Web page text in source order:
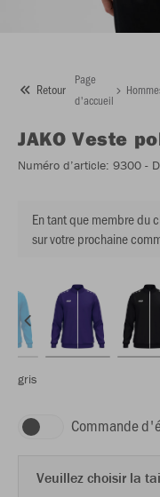
Retour
Page
d'accueil
JAKO Veste
Numéro d’article: 9300 -
En tant que membre du
sur votre prochaine
gris
Commande
Veuillez choisir la